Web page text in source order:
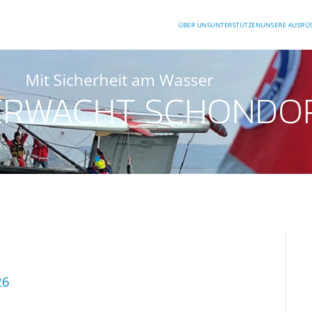
ÜBER UNSUNTERSTÜTZENUNSERE
Mit Sicherheit am Wasser
Wasserwacht Schondorf
Wasserwacht Schondorf
Wasserwacht Schondorf
Wasserwacht Schondorf
Wasserwacht Schondorf